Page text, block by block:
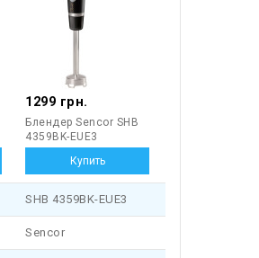
1299 грн.
Блендер Sencor SHB
4359BK-EUE3
SHB 4359BK-EUE3
Sencor